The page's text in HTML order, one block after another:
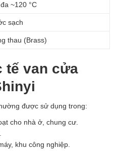
~120 °C
sạch
thau (Brass)
tế van cửa
được sử dụng trong:
cho nhà ở, chung cư.
khu công nghiệp.